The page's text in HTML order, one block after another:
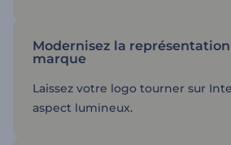
Modernisez la
marque
Laissez votre logo tourner sur
aspect lumineux.